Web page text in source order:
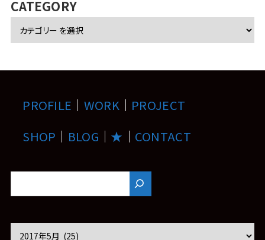
CATEGORY
PROFILE ｜ WORK ｜ PROJECT
SHOP ｜ BLOG ｜ ★ ｜ CONTACT